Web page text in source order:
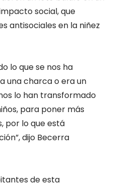
social, que
antisociales en la niñez
lo que se nos ha
una charca o era un
lo han transformado
para poner más
por lo que está
dijo Becerra
de esta